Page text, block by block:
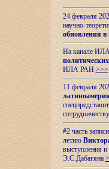
24 февраля
научно-
обновления в
На канале
ИЛА РАН >>>
11 февраля
#2 часть
летию
выступления
Э.С.Дабагяна